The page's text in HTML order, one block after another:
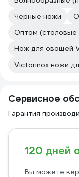
Черные ножи
Оптом (столовые
Нож для овощей
Victorinox ножи
Сервисное
Гарантия
120 дней
Вы можете